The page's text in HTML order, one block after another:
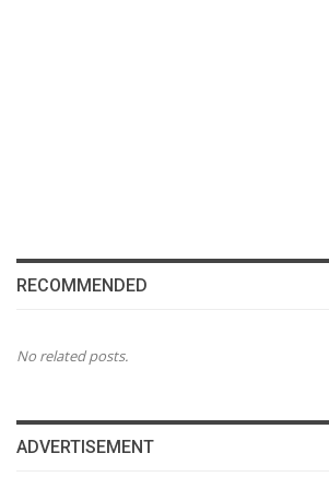
RECOMMENDED
No related posts.
ADVERTISEMENT